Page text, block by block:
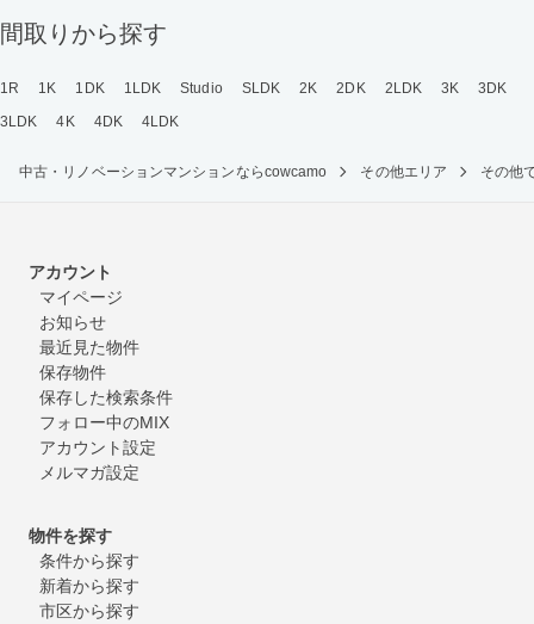
間取りから探す
1R 1K 1DK 1LDK Studio SLDK 2K 2DK 2LDK 3K
3DK
3LDK
4K 4DK 4LDK
中古・リノベーションマンションならcowcamo その他エリア その他
アカウント
マイページ
お知らせ
最近見た物件
保存物件
保存した検索条件
フォロー中のMIX
アカウント設定
メルマガ設定
物件を探す
条件から探す
新着から探す
市区から探す